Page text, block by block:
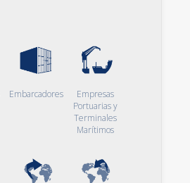
Embarcadores
Empresas
Portuarias y
Terminales
Marítimos